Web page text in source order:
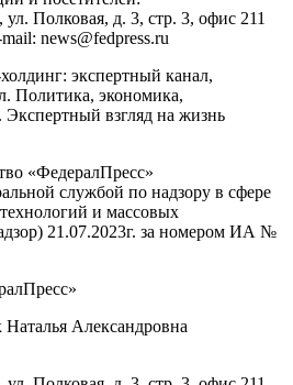
, ул. Полковая, д. 3, стр. 3, офис 211
news@fedpress.ru
экспертный канал,
Политика, экономика,
взгляд на жизнь
«ФедералПресс»
службой по надзору в сфере
и массовых
21.07.2023г. за номером ИА №
Александровна